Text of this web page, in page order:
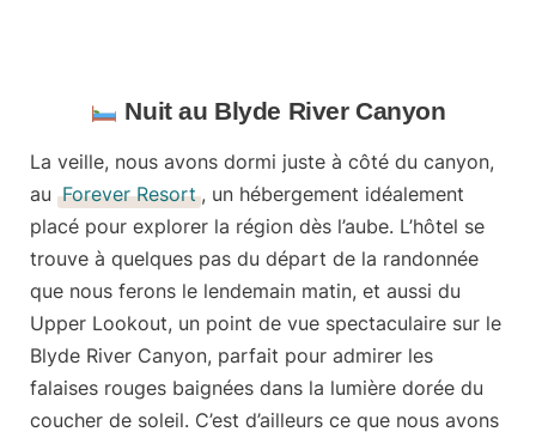
Nuit au Blyde River Canyon
La veille, nous avons dormi juste à côté du canyon,
au Forever Resort , un hébergement idéalement
placé pour explorer la région dès l’aube. L’hôtel se
trouve à quelques pas du départ de la randonnée
que nous ferons le lendemain matin, et aussi du
Upper Lookout, un point de vue spectaculaire sur le
Blyde River Canyon, parfait pour admirer les
falaises rouges baignées dans la lumière dorée du
coucher de soleil. C’est d’ailleurs ce que nous avons